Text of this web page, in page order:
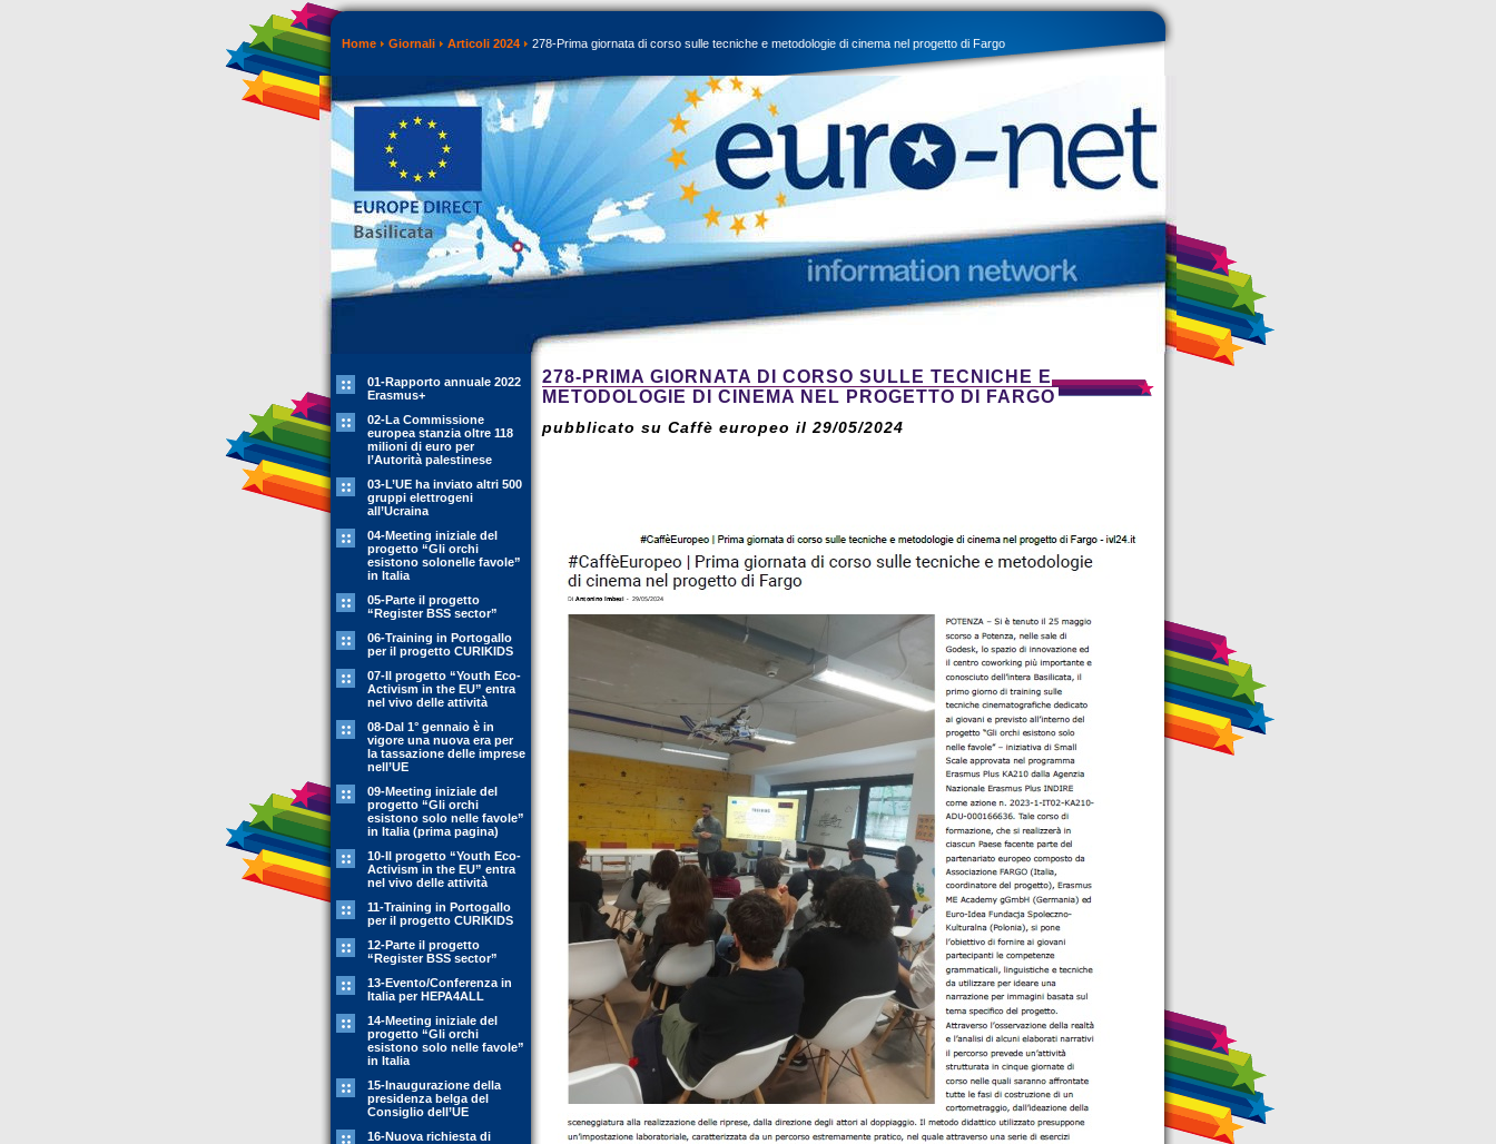
Home Giornali Articoli 2024 278-Prima giornata di corso sulle tecniche e metodologie di cinema nel progetto di Fargo
01-Rapporto annuale 2022
Erasmus+
02-La Commissione
europea stanzia oltre 118
milioni di euro per
l’Autorità palestinese
03-L’UE ha inviato altri 500
gruppi elettrogeni
all’Ucraina
04-Meeting iniziale del
progetto “Gli orchi
esistono solonelle favole”
in Italia
05-Parte il progetto
“Register BSS sector”
06-Training in Portogallo
per il progetto CURIKIDS
07-Il progetto “Youth Eco-
Activism in the EU” entra
nel vivo delle attività
08-Dal 1° gennaio è in
vigore una nuova era per
la tassazione delle imprese
nell’UE
09-Meeting iniziale del
progetto “Gli orchi
esistono solo nelle favole”
in Italia (prima pagina)
10-Il progetto “Youth Eco-
Activism in the EU” entra
nel vivo delle attività
11-Training in Portogallo
per il progetto CURIKIDS
12-Parte il progetto
“Register BSS sector”
13-Evento/Conferenza in
Italia per HEPA4ALL
14-Meeting iniziale del
progetto “Gli orchi
esistono solo nelle favole”
in Italia
15-Inaugurazione della
presidenza belga del
Consiglio dell’UE
16-Nuova richiesta di
278-PRIMA GIORNATA DI CORSO SULLE TECNICHE E
METODOLOGIE DI CINEMA NEL PROGETTO DI FARGO
pubblicato su Caffè europeo il 29/05/2024